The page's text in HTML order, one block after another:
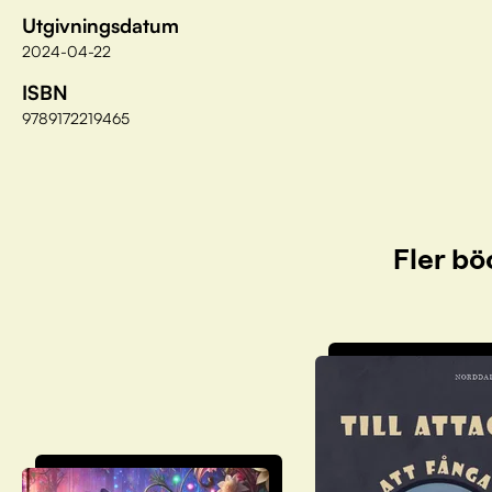
Utgivningsdatum
2024-04-22
ISBN
9789172219465
Fler